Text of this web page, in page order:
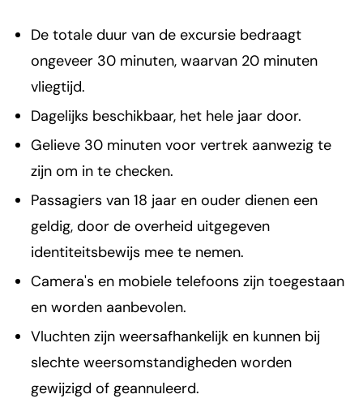
De totale duur van de excursie bedraagt
ongeveer 30 minuten, waarvan 20 minuten
vliegtijd.
Dagelijks beschikbaar, het hele jaar door.
Gelieve 30 minuten voor vertrek aanwezig te
zijn om in te checken.
Passagiers van 18 jaar en ouder dienen een
geldig, door de overheid uitgegeven
identiteitsbewijs mee te nemen.
Camera's en mobiele telefoons zijn toegestaan
en worden aanbevolen.
Vluchten zijn weersafhankelijk en kunnen bij
slechte weersomstandigheden worden
gewijzigd of geannuleerd.